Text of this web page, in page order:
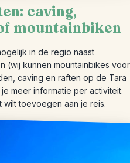
caving,
mountainbiken
in de regio naast
(wij kunnen mountainbikes voor
caving en raften op de Tara
meer informatie per activiteit.
wilt toevoegen aan je reis.